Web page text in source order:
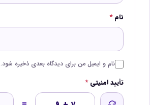
نام*
نام و ایمیل من برای دیدگاه بعدی ذخیره شود.
تأیید امنیتی*